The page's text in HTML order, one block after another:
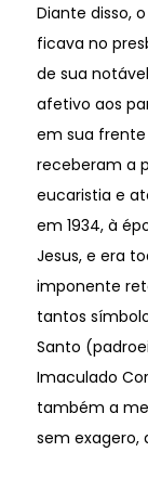
Diante disso,
ficava no
de sua
afetivo aos
em sua
receberam a
eucaristia e
em 1934, à
Jesus, e era
imponente
tantos
Santo
Imaculado
também a
sem exagero,